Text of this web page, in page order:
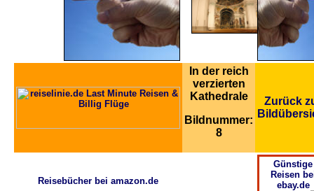
In der reich
verzierten
Kathedrale
Bildnummer:
8
Zurück
Reisebücher bei amazon.de
Günstige
Reisen
ebay.de